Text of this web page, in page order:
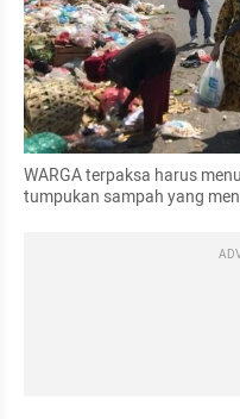
WARGA terpaksa harus
tumpukan sampah yang